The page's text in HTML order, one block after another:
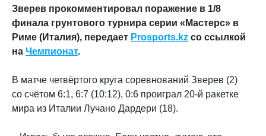
Зверев прокомментировал поражение в 1/8
финала грунтового турнира серии «Мастерс» в
Риме (Италия), передает Prosports.kz со ссылкой
на Чемпионат.
В матче четвёртого круга соревнований Зверев (2)
со счётом 6:1, 6:7 (10:12), 0:6 проиграл 20-й ракетке
мира из Италии Лучано Дардери (18).